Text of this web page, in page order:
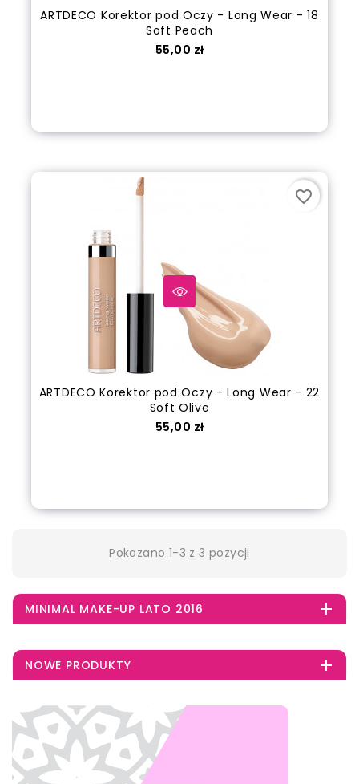
ARTDECO Korektor pod Oczy - Long Wear - 18
Soft Peach
Cena
55,00 zł
ARTDECO Korektor pod Oczy - Long Wear - 22
Soft Olive
Cena
55,00 zł
favorite_border
Pokazano 1-3 z 3 pozycji
MINIMAL MAKE-UP LATO 2016 
NOWE PRODUKTY 